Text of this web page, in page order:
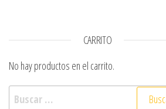
CARRITO
No hay productos en el carrito.
Buscar: